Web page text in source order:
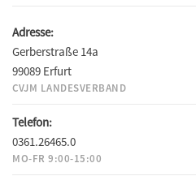
Adresse:
Gerberstraße 14a
99089 Erfurt
CVJM LANDESVERBAND
Telefon:
0361.26465.0
MO-FR 9:00-15:00